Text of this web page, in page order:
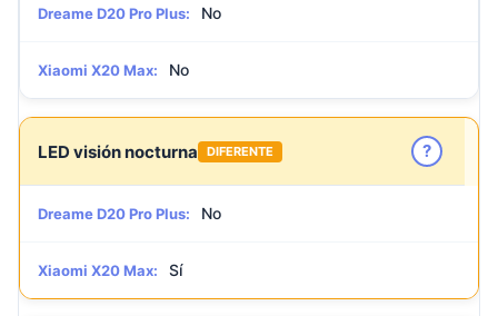
Dreame D20 Pro Plus: No
Xiaomi X20 Max: No
LED visión nocturna DIFERENTE ?
Dreame D20 Pro Plus: No
Xiaomi X20 Max: Sí